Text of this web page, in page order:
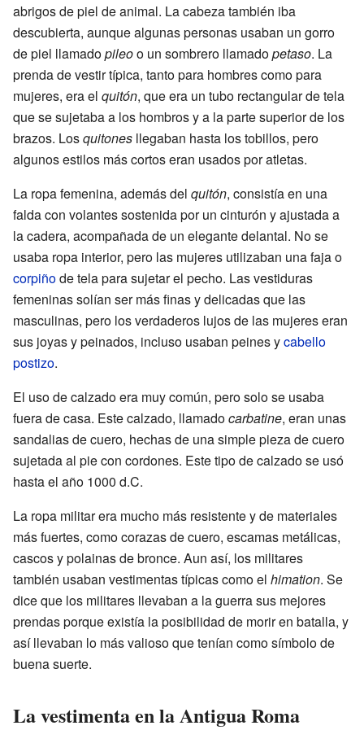
abrigos de piel de animal. La cabeza también iba
descubierta, aunque algunas personas usaban un gorro
de piel llamadopileoo un sombrero llamadopetaso. La
prenda de vestir típica, tanto para hombres como para
mujeres, era el quitón, que era un tubo rectangular de tela
que se sujetaba a los hombros y a la parte superior de los
brazos. Losquitones llegaban hasta los tobillos, pero
algunos estilos más cortos eran usados por atletas.
La ropa femenina, además del quitón, consistía en una
falda con volantes sostenida por un cinturón y ajustada a
la cadera, acompañada de un elegante delantal. No se
usaba ropa interior, pero las mujeres utilizaban una faja o
corpiñode tela para sujetar el pecho. Las vestiduras
femeninas solían ser más finas y delicadas que las
masculinas, pero los verdaderos lujos de las mujeres eran
sus joyas y peinados, incluso usaban peines ycabello
postizo.
El uso de calzado era muy común, pero solo se usaba
fuera de casa. Este calzado, llamadocarbatine, eran unas
sandalias de cuero, hechas de una simple pieza de cuero
sujetada al pie con cordones. Este tipo de calzado se usó
hasta el año 1000 d.C.
La ropa militar era mucho más resistente y de materiales
más fuertes, como corazas de cuero, escamas metálicas,
cascos y polainas de bronce. Aun así, los militares
también usaban vestimentas típicas como el himation. Se
dice que los militares llevaban a la guerra sus mejores
prendas porque existía la posibilidad de morir en batalla, y
así llevaban lo más valioso que tenían como símbolo de
buena suerte.
La vestimenta en la Antigua Roma